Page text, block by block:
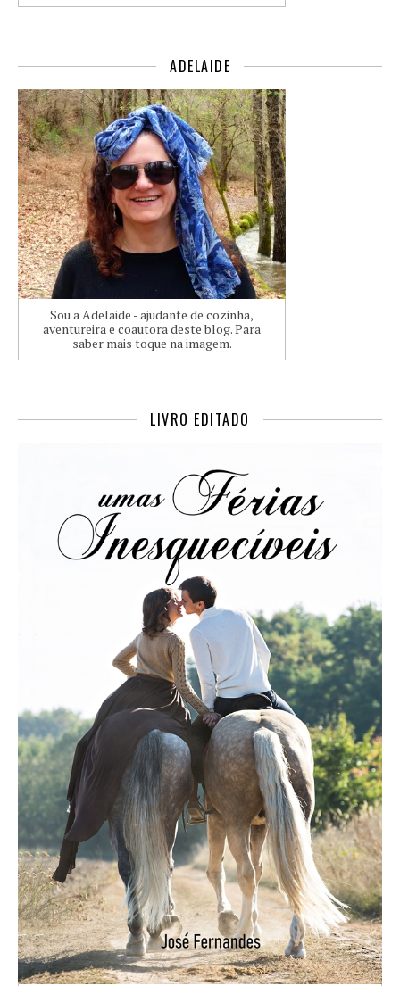
ADELAIDE
Sou a Adelaide - ajudante de cozinha,
aventureira e coautora deste blog. Para
saber mais toque na imagem.
LIVRO EDITADO